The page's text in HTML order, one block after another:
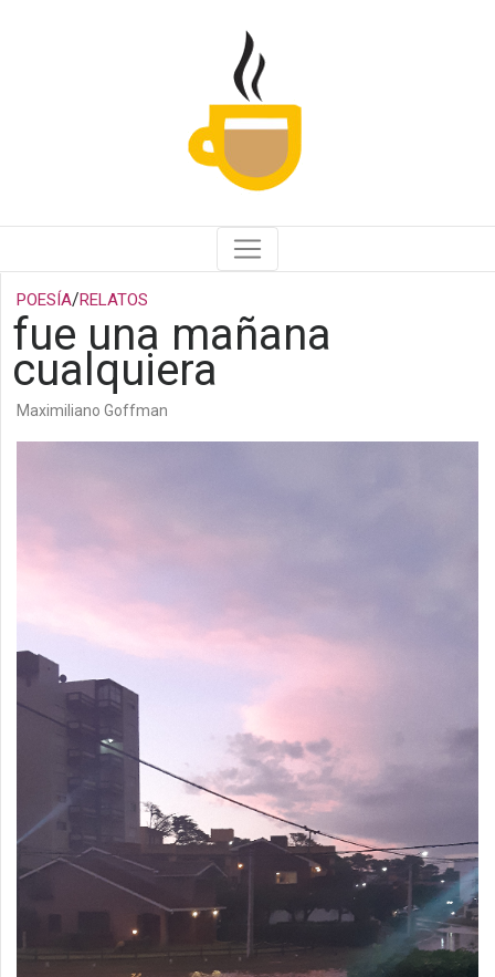
POESÍA/RELATOS
fue una mañana
cualquiera
Maximiliano Goffman